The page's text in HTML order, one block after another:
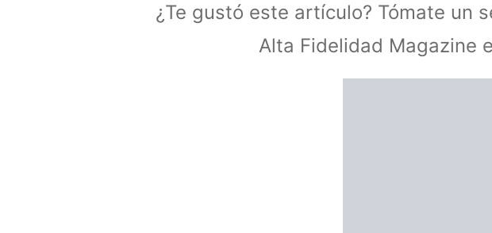
¿Te gustó este artículo? Tómate un
Alta Fidelidad Magazine